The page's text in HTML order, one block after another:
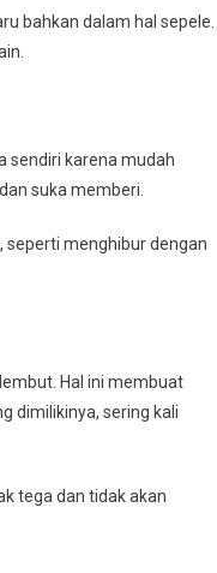
bahkan dalam hal sepele.
sendiri karena mudah
suka memberi.
seperti menghibur dengan
Hal ini membuat
dimilikinya, sering kali
tega dan tidak akan